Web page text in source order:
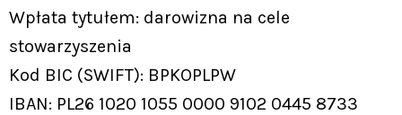
Wpłata tytułem: darowizna na cele
stowarzyszenia
Kod BIC (SWIFT): BPKOPLPW
IBAN: PL26 1020 1055 0000 9102 0445 8733